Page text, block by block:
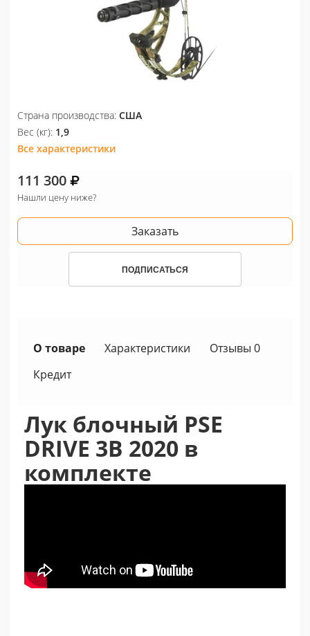
Страна производства: США
Вес (кг): 1,9
Все характеристики
111 300
Нашли цену ниже?
Заказать
ПОДПИСАТЬСЯ
О товаре Характеристики
Отзывы 0
Кредит
Лук блочный PSE
DRIVE 3B 2020 в
комплекте